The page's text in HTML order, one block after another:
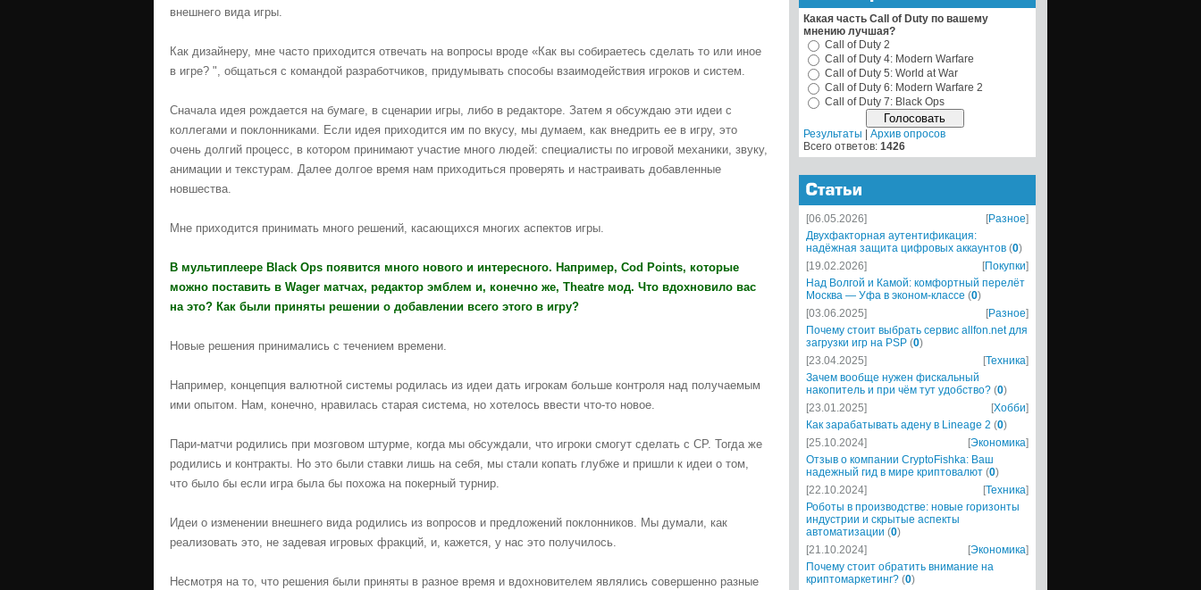
внешнего вида игры.
Как дизайнеру, мне часто приходится отвечать на вопросы вроде «Как вы собираетесь сделать то или иное
в игре? ", общаться с командой разработчиков, придумывать способы взаимодействия игроков и систем.
Сначала идея рождается на бумаге, в сценарии игры, либо в редакторе. Затем я обсуждаю эти идеи с
коллегами и поклонниками. Если идея приходится им по вкусу, мы думаем, как внедрить ее в игру, это
очень долгий процесс, в котором принимают участие много людей: специалисты по игровой механики, звуку,
анимации и текстурам. Далее долгое время нам приходиться проверять и настраивать добавленные
новшества.
Мне приходится принимать много решений, касающихся многих аспектов игры.
В мультиплеере Black Ops появится много нового и интересного. Например, Cod Points, которые
можно поставить в Wager матчах, редактор эмблем и, конечно же, Theatre мод. Что вдохновило вас
на это? Как были приняты решении о добавлении всего этого в игру?
Новые решения принимались с течением времени.
Например, концепция валютной системы родилась из идеи дать игрокам больше контроля над получаемым
ими опытом. Нам, конечно, нравилась старая система, но хотелось ввести что-то новое.
Пари-матчи родились при мозговом штурме, когда мы обсуждали, что игроки смогут сделать с CP. Тогда же
родились и контракты. Но это были ставки лишь на себя, мы стали копать глубже и пришли к идеи о том,
что было бы если игра была бы похожа на покерный турнир.
Идеи о изменении внешнего вида родились из вопросов и предложений поклонников. Мы думали, как
реализовать это, не задевая игровых фракций, и, кажется, у нас это получилось.
Несмотря на то, что решения были приняты в разное время и вдохновителем являлись совершенно разные
Какая часть Call of Duty по вашему
мнению лучшая?
Call of Duty 2
Call of Duty 4: Modern Warfare
Call of Duty 5: World at War
Call of Duty 6: Modern Warfare 2
Call of Duty 7: Black Ops
Результаты
Архив опросов
Всего ответов: 1426
[06.05.2026] [Разное]
Двухфакторная аутентификация:
надёжная защита цифровых аккаунтов (0)
[19.02.2026]
[Покупки]
Над Волгой и Камой: комфортный перелёт
Москва — Уфа в эконом-классе (0)
[03.06.2025]
[Разное]
Почему стоит выбрать сервис allfon.net для
загрузки игр на PSP (0)
[23.04.2025]
[Техника]
Зачем вообще нужен фискальный
накопитель и при чём тут удобство? (0)
[23.01.2025]
[Хобби]
Как зарабатывать адену в Lineage 2 (0)
[25.10.2024]
[Экономика]
Отзыв о компании CryptoFishka: Ваш
надежный гид в мире криптовалют (0)
[22.10.2024]
[Техника]
Роботы в производстве: новые горизонты
индустрии и скрытые аспекты
автоматизации (0)
[21.10.2024]
[Экономика]
Почему стоит обратить внимание на
криптомаркетинг? (0)